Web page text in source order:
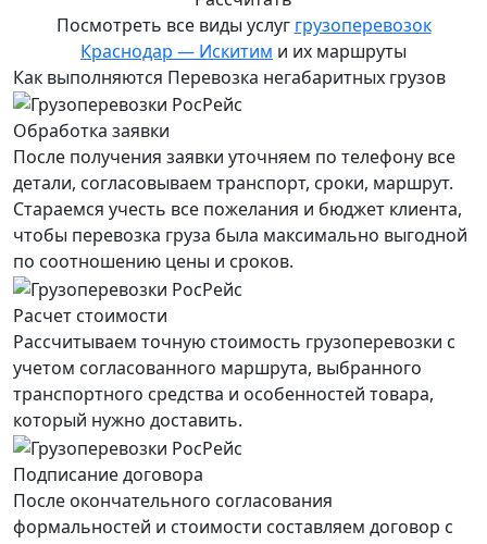
Посмотреть все виды услуг грузоперевозок
Краснодар — Искитим и их маршруты
Как выполняются Перевозка негабаритных грузов
Обработка заявки
После получения заявки уточняем по телефону все
детали, согласовываем транспорт, сроки, маршрут.
Стараемся учесть все пожелания и бюджет клиента,
чтобы перевозка груза была максимально выгодной
по соотношению цены и сроков.
Расчет стоимости
Рассчитываем точную стоимость грузоперевозки с
учетом согласованного маршрута, выбранного
транспортного средства и особенностей товара,
который нужно доставить.
Подписание договора
После окончательного согласования
формальностей и стоимости составляем договор с